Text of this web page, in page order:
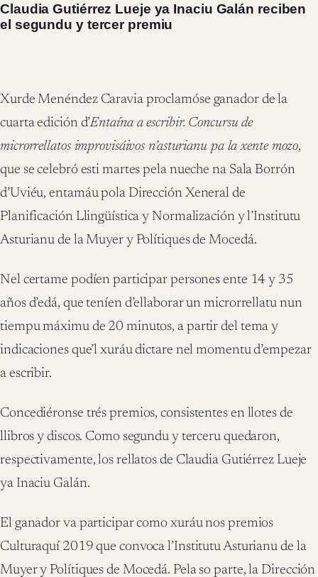
Claudia Gutiérrez Lueje ya Inaciu Galán reciben
el segundu y tercer premiu
Xurde Menéndez Caravia proclamóse ganador de la
cuarta edición d’Entaína a escribir. Concursu de
microrrellatos improvisáivos n’asturianu pa la xente mozo,
que se celebró esti martes pela nueche na Sala Borrón
d’Uviéu, entamáu pola Dirección Xeneral de
Planificación Llingüística y Normalización y l’Institutu
Asturianu de la Muyer y Polítiques de Mocedá.
Nel certame podíen participar persones ente 14 y 35
años d’edá, que teníen d’ellaborar un microrrellatu nun
tiempu máximu de 20 minutos, a partir del tema y
indicaciones que’l xuráu dictare nel momentu d’empezar
a escribir.
Concediéronse trés premios, consistentes en llotes de
llibros y discos. Como segundu y terceru quedaron,
respectivamente, los rellatos de Claudia Gutiérrez Lueje
ya Inaciu Galán.
El ganador va participar como xuráu nos premios
Culturaquí 2019 que convoca l’Institutu Asturianu de la
Muyer y Polítiques de Mocedá. Pela so parte, la Dirección